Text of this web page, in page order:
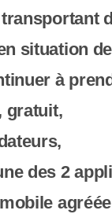
situation
à
gratuit,
des 2